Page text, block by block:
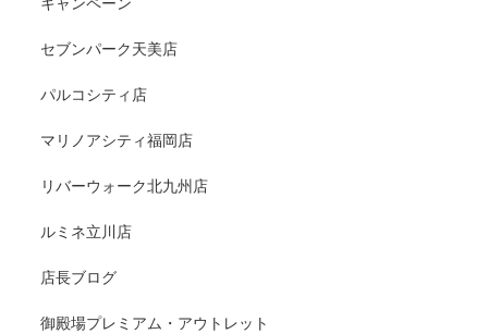
セブンパーク天美店
パルコシティ店
マリノアシティ福岡店
リバーウォーク北九州店
ルミネ立川店
店長ブログ
御殿場プレミアム・アウトレット